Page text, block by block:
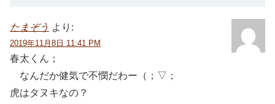
たまぞう より:
2019年11月8日 11:41 PM
春太くん；
なんだか健気で不憫だわー（；▽；
虎はタヌキなの？